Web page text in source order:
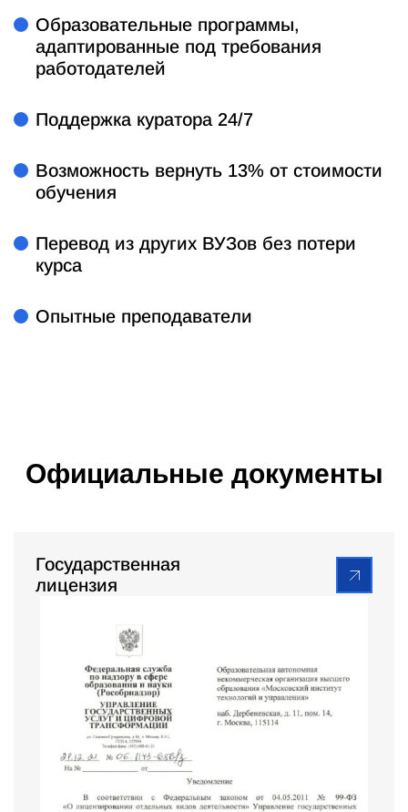
Образовательные программы,
адаптированные под требования
работодателей
Поддержка куратора 24/7
Возможность вернуть 13% от стоимости
обучения
Перевод из других ВУЗов без потери
курса
Опытные преподаватели
Официальные документы
Государственная
лицензия